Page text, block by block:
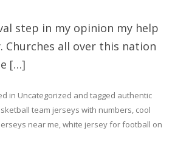
step in my opinion my help
Churches all over this nation
[…]
in Uncategorized and tagged authentic
team jerseys with numbers, cool
near me,white jersey for football on